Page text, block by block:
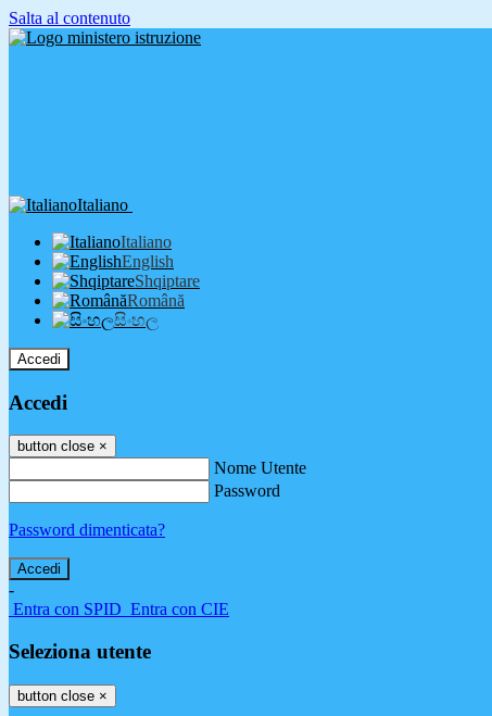
Salta al contenuto
Italiano
Italiano
English
Shqiptare
Română
සිංහල
Accedi
Accedi
button close ×
Nome Utente
Password
Password dimenticata?
-
Entra con SPID Entra con CIE
Seleziona utente
button close ×